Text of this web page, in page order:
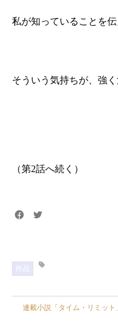
私が知っていることを
そういう気持ちが、強く
（第2話へ続く）
作品
連載小説「タイム・リミッ